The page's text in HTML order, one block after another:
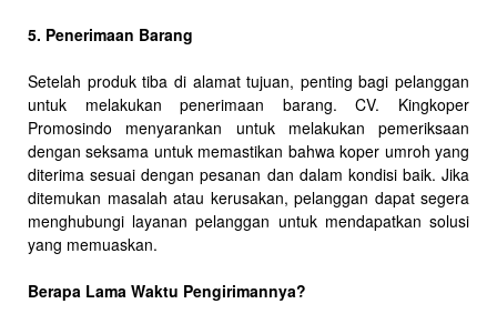
5. Penerimaan Barang
Setelah produk tiba di alamat tujuan, penting bagi pelanggan
untuk melakukan penerimaan barang. CV. Kingkoper
Promosindo menyarankan untuk melakukan pemeriksaan
dengan seksama untuk memastikan bahwa koper umroh yang
diterima sesuai dengan pesanan dan dalam kondisi baik. Jika
ditemukan masalah atau kerusakan, pelanggan dapat segera
menghubungi layanan pelanggan untuk mendapatkan solusi
yang memuaskan.
Berapa Lama Waktu Pengirimannya?